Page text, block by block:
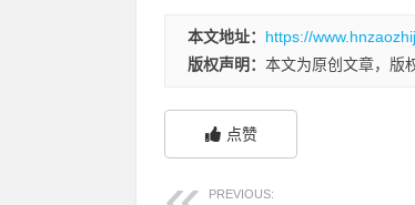
本文地址： https://
版权声明： 本文为原创文章，版
点赞
PREVIOUS: